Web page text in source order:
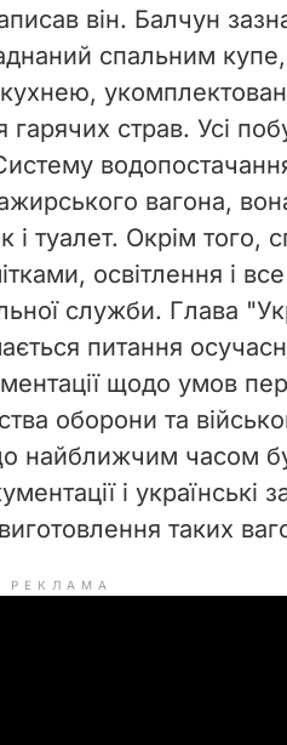
він. Балчун
спальним
страв. Усі
вагона,
туалет. Окрім того,
освітлення і
служби. Глава
питання
щодо умов
оборони та
найближчим часом
і українські
таких
РЕКЛАМА